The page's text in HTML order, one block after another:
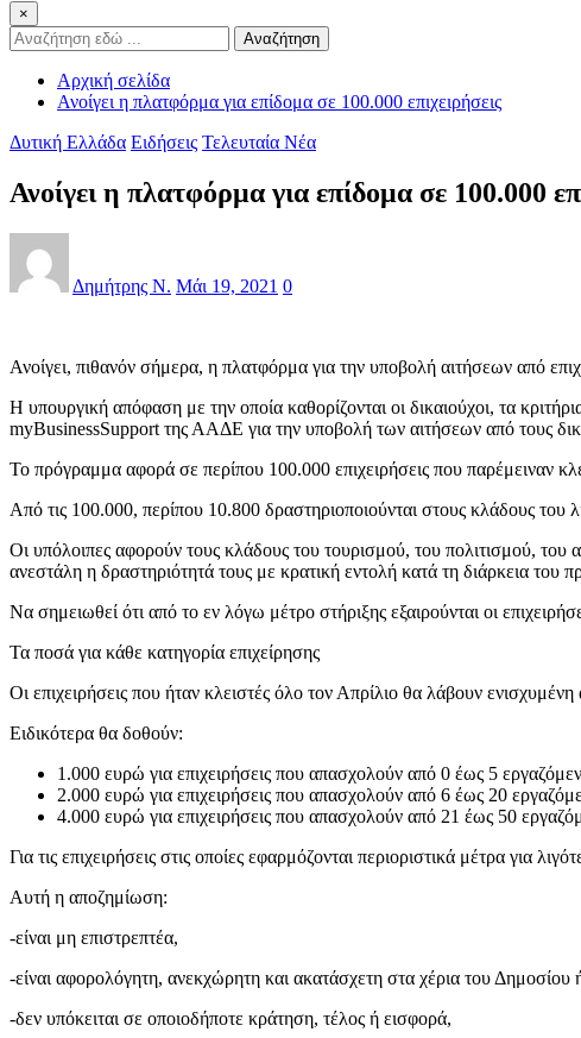
×
Αναζήτηση
Αρχική σελίδα
Ανοίγει η πλατφόρμα για επίδομα σε 100.000 επιχειρήσεις
Δυτική Ελλάδα Ειδήσεις Τελευταία Νέα
Ανοίγει η πλατφόρμα για επίδομα σε 100.000
Δημήτρης Ν. Μάι 19, 2021 0
Ανοίγει, πιθανόν σήμερα, η πλατφόρμα για την υποβολή αιτήσεων από
Η υπουργική απόφαση με την οποία καθορίζονται οι δικαιούχοι, τα
myBusinessSupport της ΑΑΔΕ για την υποβολή των αιτήσεων από τους
Το πρόγραμμα αφορά σε περίπου 100.000 επιχειρήσεις που παρέμειναν
Από τις 100.000, περίπου 10.800 δραστηριοποιούνται στους κλάδους του
Οι υπόλοιπες αφορούν τους κλάδους του τουρισμού, του πολιτισμού,
ανεστάλη η δραστηριότητά τους με κρατική εντολή κατά τη διάρκεια του
Να σημειωθεί ότι από το εν λόγω μέτρο στήριξης εξαιρούνται οι
Τα ποσά για κάθε κατηγορία επιχείρησης
Οι επιχειρήσεις που ήταν κλειστές όλο τον Απρίλιο θα λάβουν
Ειδικότερα θα δοθούν:
1.000 ευρώ για επιχειρήσεις που απασχολούν από 0 έως 5
2.000 ευρώ για επιχειρήσεις που απασχολούν από 6 έως 20
4.000 ευρώ για επιχειρήσεις που απασχολούν από 21 έως 50
Για τις επιχειρήσεις στις οποίες εφαρμόζονται περιοριστικά μέτρα
Αυτή η αποζημίωση:
-είναι μη επιστρεπτέα,
-είναι αφορολόγητη, ανεκχώρητη και ακατάσχετη στα χέρια του Δημοσίου
-δεν υπόκειται σε οποιοδήποτε κράτηση, τέλος ή εισφορά,